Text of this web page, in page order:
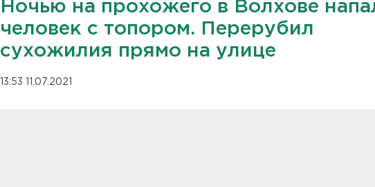
Ночью на прохожего в Волхове
человек с топором. Перерубил
сухожилия прямо на улице
13:53 11.07.2021